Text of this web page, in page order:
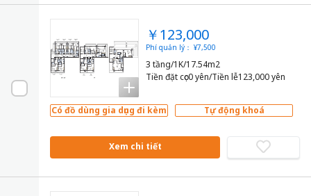
￥123,000
Phí quản lý： ¥7,500
3 tầng/1K/17.54m2
Tiền đặt cọc0 yên/Tiền lễ123,000 yên
Có đồ dùng gia dụng đi kèm Tự động khoá
Xem chi tiết